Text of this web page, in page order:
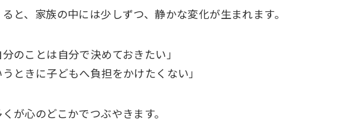
と、家族の中には少しずつ、静かな変化が生まれます。
のことは自分で決めておきたい」
うときに子どもへ負担をかけたくない」
が心のどこかでつぶやきます。